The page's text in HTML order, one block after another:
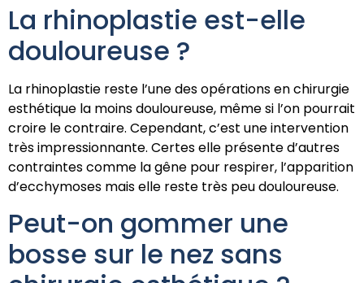
La rhinoplastie est-elle
douloureuse ?
La rhinoplastie reste l’une des opérations en chirurgie
esthétique la moins douloureuse, même si l’on pourrait
croire le contraire. Cependant, c’est une intervention
très impressionnante. Certes elle présente d’autres
contraintes comme la gêne pour respirer, l’apparition
d’ecchymoses mais elle reste très peu douloureuse.
Peut-on gommer une
bosse sur le nez sans